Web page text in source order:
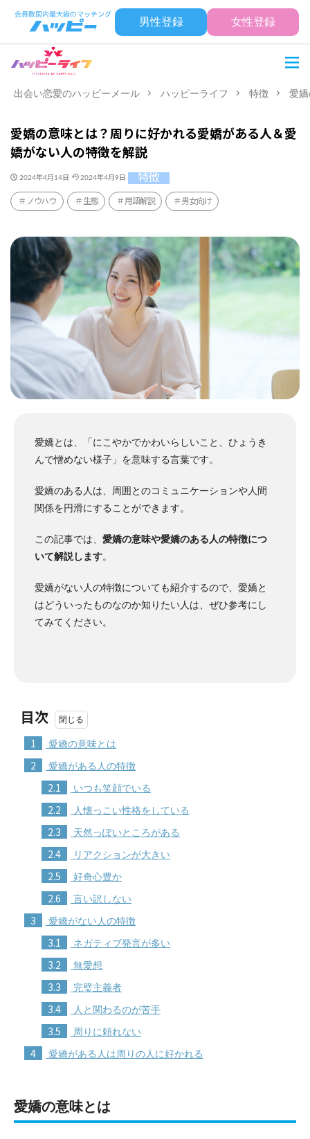
男性登録 女性登録
出会い恋愛のハッピーメール ハッピーライフ 特徴 愛
愛嬌の意味とは？周りに好かれる愛嬌がある人＆愛
嬌がない人の特徴を解説
2024年4月14日 2024年4月9日 特徴
ノウハウ 生態 用語解説 男女向け
愛嬌とは、「にこやかでかわいらしいこと、ひょうき
んで憎めない様子」を意味する言葉です。
愛嬌のある人は、周囲とのコミュニケーションや人間
関係を円滑にすることができます。
この記事では、 愛嬌の意味や愛嬌のある人の特徴につ
いて解説します。
愛嬌がない人の特徴についても紹介するので、愛嬌と
はどういったものなのか知りたい人は、ぜひ参考にし
てみてください。
目次
1 愛嬌の意味とは
2 愛嬌がある人の特徴
2.1 いつも笑顔でいる
2.2 人懐っこい性格をしている
2.3 天然っぽいところがある
2.4 リアクションが大きい
2.5 好奇心豊か
2.6 言い訳しない
3 愛嬌がない人の特徴
3.1 ネガティブ発言が多い
3.2 無愛想
3.3 完璧主義者
3.4 人と関わるのが苦手
3.5 周りに頼れない
4 愛嬌がある人は周りの人に好かれる
愛嬌の意味とは